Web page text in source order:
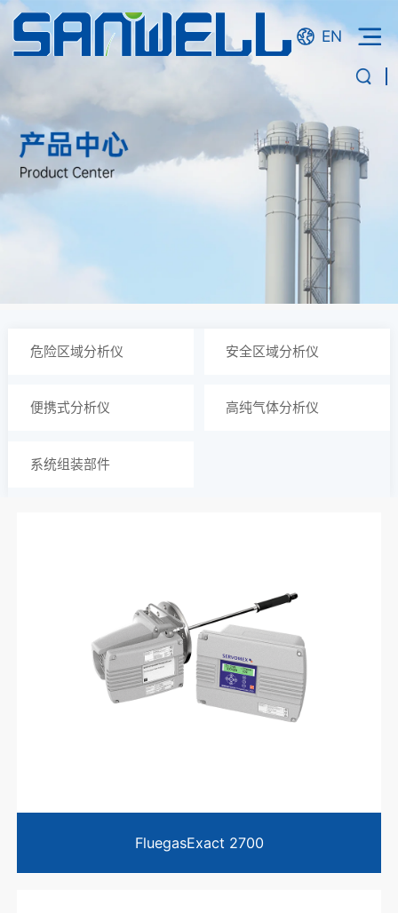
EN
危险区域分析仪 安全区域分析仪
便携式分析仪 高纯气体分析仪
系统组装部件
FluegasExact 2700